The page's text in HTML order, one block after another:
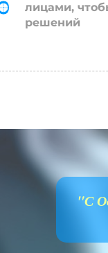
лицами,
решений
"С